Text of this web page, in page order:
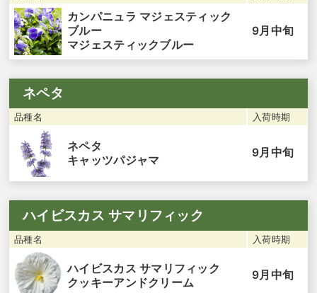
カンパニュラ マジェスティック
ブルー
マジェスティックブルー
9月中旬
ネペタ
品種名 入荷時期
ネペタ
キャッツパジャマ
9月中旬
ハイビスカス サマリフィック
品種名 入荷時期
ハイビスカス サマリフィック
クッキーアンドクリーム
9月中旬